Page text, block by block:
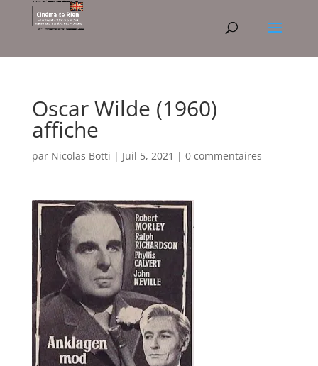
Oscar Wilde (1960)
affiche
par Nicolas Botti | Juil 5, 2021 | 0 commentaires